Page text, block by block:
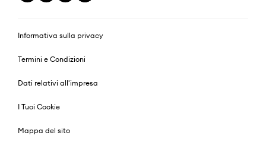
Informativa sulla privacy
Termini e Condizioni
Dati relativi all'impresa
I Tuoi Cookie
Mappa del sito